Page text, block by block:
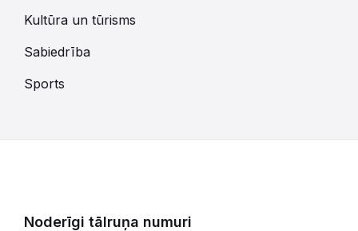
Kultūra un tūrisms
Sabiedrība
Sports
Noderīgi tālruņa numuri